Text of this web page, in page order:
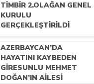
TİMBİR 2.OLAĞAN GENEL
KURULU
GERÇEKLEŞTIRILDI
AZERBAYCAN’DA
HAYATINI KAYBEDEN
GIRESUNLU MEHMET
DOĞAN’IN AILESI